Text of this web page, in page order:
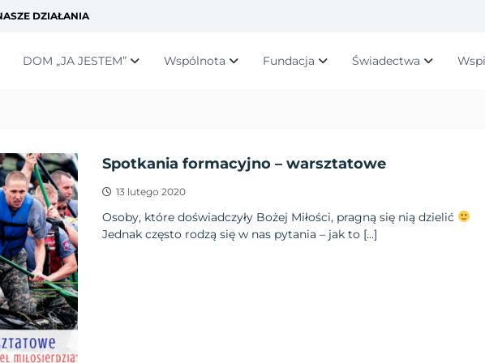
DZIAŁANIA
DOM „JA JESTEM” Wspólnota Fundacja Świadectwa
Spotkania formacyjno – warsztatowe
13 lutego 2020
Osoby, które doświadczyły Bożej Miłości, pragną się nią dzielić
Jednak często rodzą się w nas pytania – jak to […]